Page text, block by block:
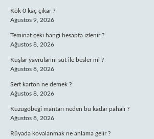
Kök 0 kaç çıkar ?
Ağustos 9, 2026
Teminat çeki hangi hesapta izlenir ?
Ağustos 8, 2026
Kuşlar yavrularını süt ile besler mi ?
Ağustos 8, 2026
Sert karton ne demek ?
Ağustos 8, 2026
Kuzugöbeği mantarı neden bu kadar pahalı ?
Ağustos 8, 2026
Rüyada kovalanmak ne anlama gelir ?